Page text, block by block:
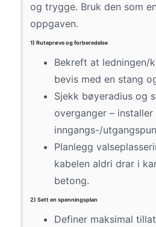
og trygge. Bruk den som
oppgaven.
1) Ruteprøve og forberedelse
Bekreft at ledningen/
bevis med en stang
Sjekk bøyeradius og
overganger –
inngangs-/
Planlegg
kabelen aldri drar i
betong.
2) Sett en spenningsplan
Definer maksimal